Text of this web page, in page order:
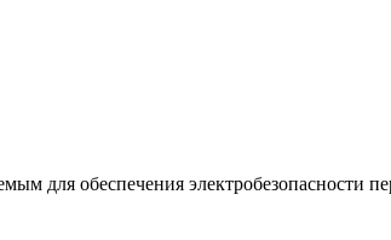
для обеспечения электробезопасности